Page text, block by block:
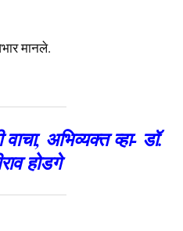
मानले.
वाचा, अभिव्यक्त व्हा- डॉ.
होडगे